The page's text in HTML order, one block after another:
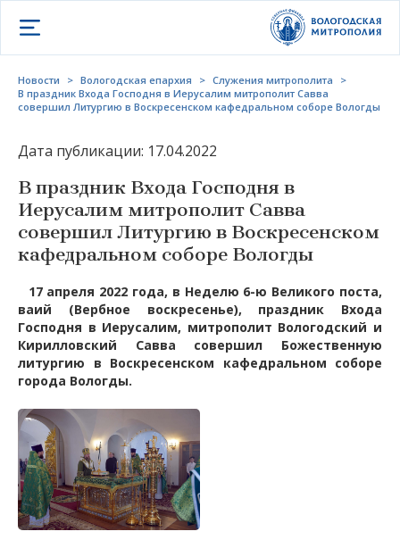
Открыть меню
Новости > Вологодская епархия > Служения митрополита
>
В праздник Входа Господня в Иерусалим митрополит Савва
совершил Литургию в Воскресенском кафедральном соборе Вологды
Дата публикации: 17.04.2022
В праздник Входа Господня в
Иерусалим митрополит Савва
совершил Литургию в Воскресенском
кафедральном соборе Вологды
17 апреля 2022 года, в Неделю 6-ю Великого поста,
ваий (Вербное воскресенье), праздник Входа
Господня в Иерусалим, митрополит Вологодский и
Кирилловский Савва совершил Божественную
литургию в Воскресенском кафедральном соборе
города Вологды.